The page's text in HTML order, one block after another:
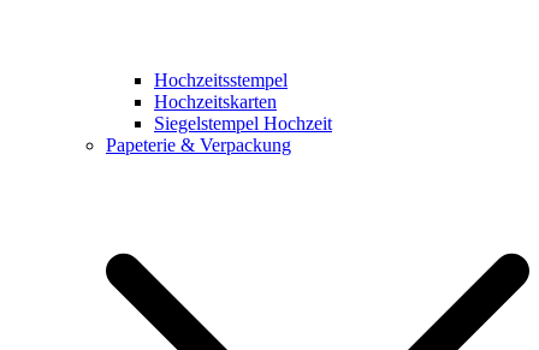
Hochzeitsstempel
Hochzeitskarten
Siegelstempel Hochzeit
Papeterie & Verpackung